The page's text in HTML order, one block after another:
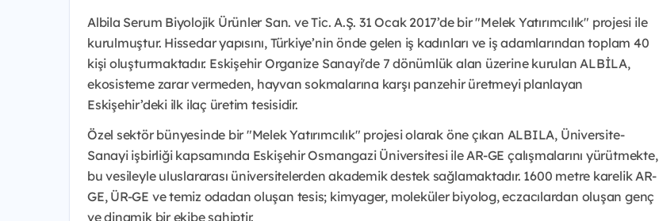
Albila Serum Biyolojik Ürünler San. ve Tic. A.Ş. 31 Ocak 2017’de bir "Melek Yatırımcılık"​ projesi ile
kurulmuştur. Hissedar yapısını, Türkiye’nin önde gelen iş kadınları ve iş adamlarından toplam 40
kişi oluşturmaktadır. Eskişehir Organize Sanayi'de 7 dönümlük alan üzerine kurulan ALBİLA,
ekosisteme zarar vermeden, hayvan sokmalarına karşı panzehir üretmeyi planlayan
Eskişehir’deki ilk ilaç üretim tesisidir.
Özel sektör bünyesinde bir "Melek Yatırımcılık"​ projesi olarak öne çıkan ALBILA, Üniversite-
Sanayi işbirliği kapsamında Eskişehir Osmangazi Üniversitesi ile AR-GE çalışmalarını yürütmekte,
bu vesileyle uluslararası üniversitelerden akademik destek sağlamaktadır. 1600 metre karelik AR-
GE, ÜR-GE ve temiz odadan oluşan tesis; kimyager, moleküler biyolog, eczacılardan oluşan genç
ve dinamik bir ekibe sahiptir.